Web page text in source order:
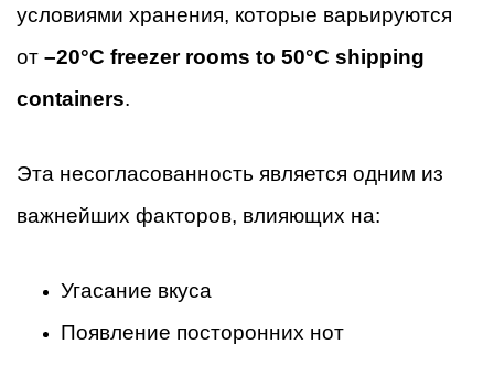
условиями хранения, которые варьируются
от –20°C freezer rooms to 50°C shipping
containers.
Эта несогласованность является одним из
важнейших факторов, влияющих на:
Угасание вкуса
Появление посторонних нот